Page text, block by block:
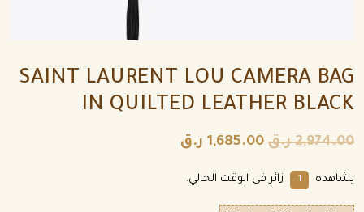
SAINT LAURENT LOU CAMERA BAG
IN QUILTED LEATHER BLACK
2,974.00 ر.ق 1,685.00 ر.ق
يشاهده 1 زائر فى الوقت الحالي.